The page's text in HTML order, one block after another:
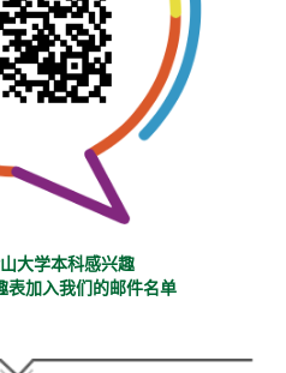
大学本科感兴趣
表加入我们的邮件名单